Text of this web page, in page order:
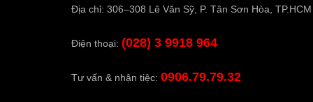
Địa chỉ: 306–308 Lê Văn Sỹ, P. Tân Sơn Hòa, TP.HCM
Điện thoại: (028) 3 9918 964
Tư vấn & nhận tiệc: 0906.79.79.32